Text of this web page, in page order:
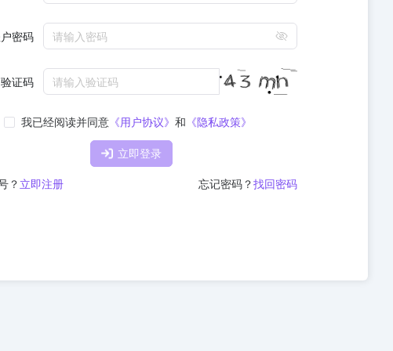
密码 请输入密码
验证码 请输入验证码
我已经阅读并同意 《用户协议》 和 《隐私政策》
立即登录
？ 立即注册 忘记密码？找回密码